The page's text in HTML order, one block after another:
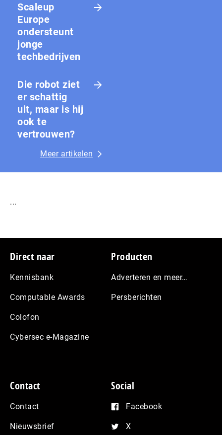
Scaleup
Europe
ondersteunt
jonge
techbedrijven
Die robot ziet
er schattig
uit, maar is hij
ook te
vertrouwen?
Meer artikelen
...
Footer
Direct naar
Kennisbank
Computable Awards
Colofon
Cybersec e-Magazine
Producten
Adverteren en meer…
Persberichten
Contact
Contact
Nieuwsbrief
Social
Facebook
X